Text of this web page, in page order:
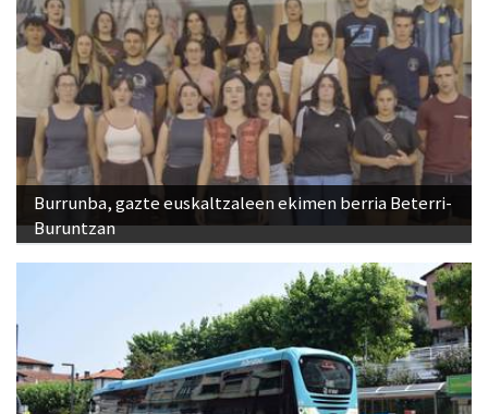
Burrunba, gazte euskaltzaleen ekimen berria Beterri-
Buruntzan